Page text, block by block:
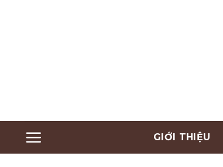
GIỚI THIỆU